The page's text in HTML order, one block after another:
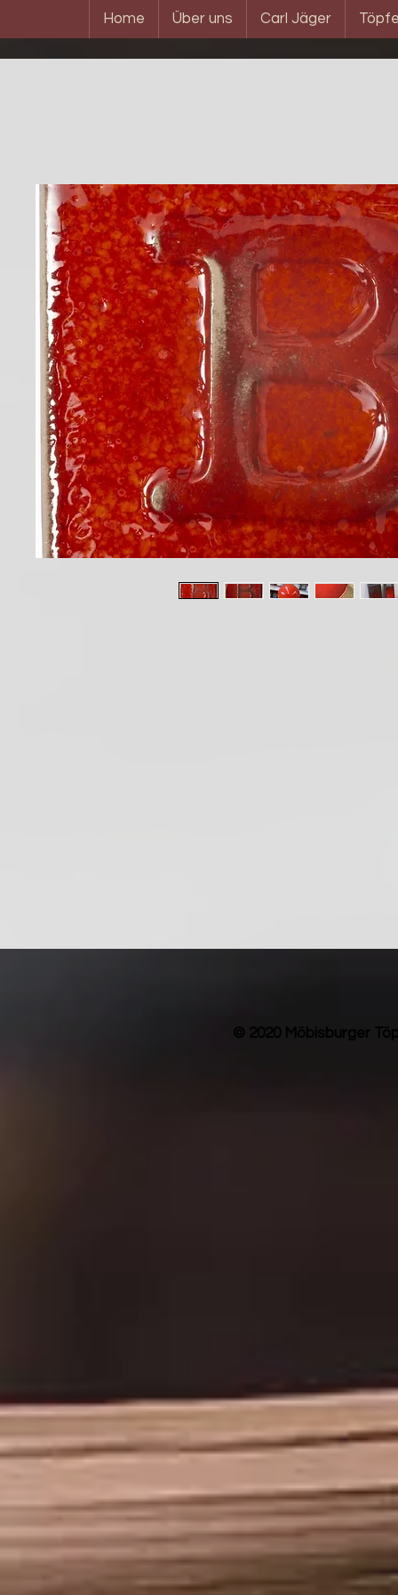
Home Über uns Carl Jäger
© 2020 Möbisburger